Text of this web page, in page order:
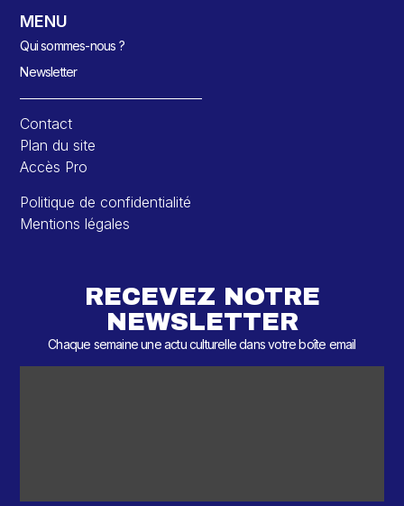
MENU
Qui sommes-nous ?
Newsletter
Contact
Plan du site
Accès Pro
Politique de confidentialité
Mentions légales
RECEVEZ NOTRE
NEWSLETTER
Chaque semaine une actu culturelle dans votre boîte email